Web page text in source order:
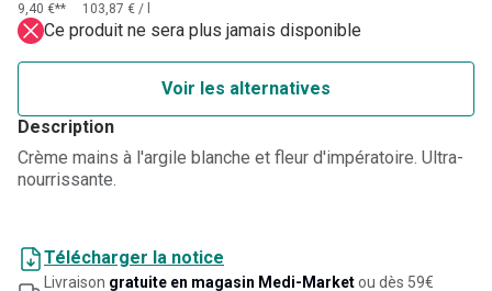
9,40 €** 103,87 € /
Ce produit ne sera plus jamais disponible
Voir les alternatives
Description
Crème mains à l'argile blanche et fleur d'impératoire. Ultra-
nourrissante.
Télécharger la notice
Livraison gratuite en magasin Medi-Marketou dès 59€